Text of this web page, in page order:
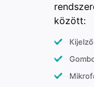
között:
Kijelző